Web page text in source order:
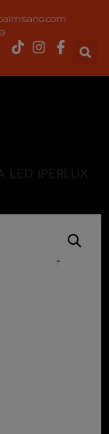
LED IPERLUX